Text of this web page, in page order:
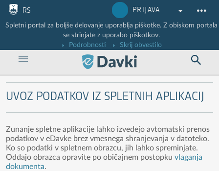
Nadaljuj na vsebino
Nadaljuj na vsebino zaprtega portala
RS PRIJAVA
Spletni portal za boljše delovanje uporablja piškotke. Z obiskom portala
se strinjate z uporabo piškotkov.
Podrobnosti
Skrij obvestilo
UVOZ PODATKOV IZ SPLETNIH APLIKACIJ
Zunanje spletne aplikacije lahko izvedejo avtomatski prenos
podatkov v eDavke brez vmesnega shranjevanja v datoteko.
Ko so podatki v spletnem obrazcu, jih lahko spreminjate.
Oddajo obrazca opravite po običajnem postopku vlaganja
dokumenta.